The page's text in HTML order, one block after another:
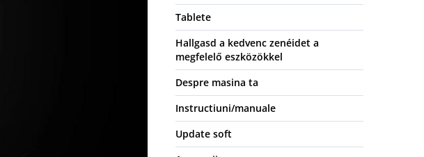
Tablete
Hallgasd a kedvenc zenéidet a
megfelelő eszközökkel
Despre masina ta
Instructiuni/manuale
Update soft